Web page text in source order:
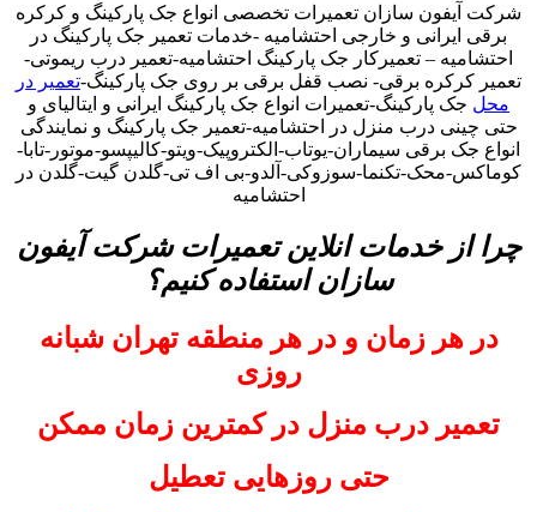
شرکت آیفون سازان تعمیرات تخصصی انواع جک پارکینگ و کرکره
برقی ایرانی و خارجی احتشامیه -خدمات تعمیر جک پارکینگ در
احتشامیه – تعمیرکار جک پارکینگ احتشامیه-تعمیر درب ریموتی-
تعمیر کرکره برقی- نصب قفل برقی بر روی جک پارکینگ-تعمیر در
محل جک پارکینگ-تعمیرات انواع جک پارکینگ ایرانی و ایتالیای و
حتی چینی درب منزل در احتشامیه-تعمیر جک پارکینگ و نمایندگی
انواع جک برقی سیماران-یوتاب-الکتروپیک-ویتو-کالیپسو-موتور-تابا-
کوماکس-محک-تکنما-سوزوکی-آلدو-بی اف تی-گلدن گیت-گلدن در
احتشامیه
چرا از خدمات انلاین تعمیرات شرکت آیفون
سازان استفاده کنیم؟
در هر زمان و در هر منطقه تهران شبانه
روزی
تعمیر درب منزل در کمترین زمان ممکن
حتی روزهایی تعطیل